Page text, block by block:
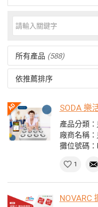
所有產品 (588)
依推薦排序
SODA 樂
產品分類：
廠商名稱：
攤位號碼：
1
NOVARC